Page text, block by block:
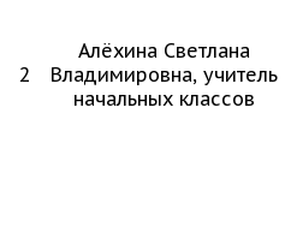
2
Алёхина Светлана
Владимировна, учитель
начальных классов